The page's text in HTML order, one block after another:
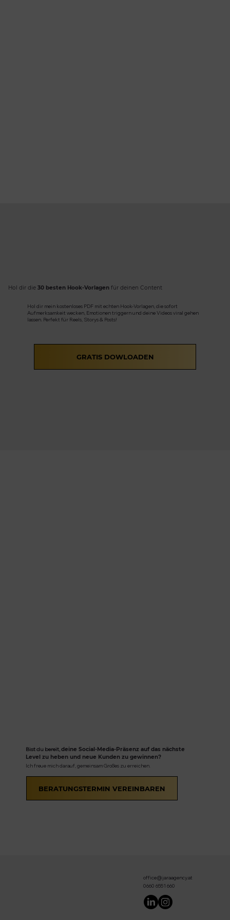
Hol dir die30 besten Hook-Vorlagen für deinen Content
Hol dir mein kostenloses PDF mit echten Hook-Vorlagen, die sofort
Aufmerksamkeit wecken, Emotionen triggern und deine Videos viral gehen
lassen. Perfekt für Reels, Storys & Posts!
GRATIS DOWLOADEN
Bist du bereit,deine Social-Media-Präsenz auf das nächste
Level zu heben und neue Kunden zu gewinnen?
Ich freue mich darauf, gemeinsam Großes zu erreichen.
BERATUNGSTERMIN VEREINBAREN
office@jaraagency.at
0660 6551 660